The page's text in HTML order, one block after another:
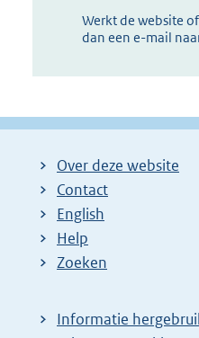
Werkt de website
dan een e-mail
Over deze website
Contact
English
Help
Zoeken
Informatie